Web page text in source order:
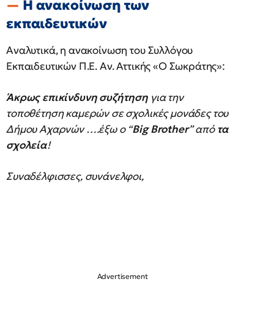
Η ανακοίνωση των
εκπαιδευτικών
Αναλυτικά, η ανακοίνωση του Συλλόγου
Εκπαιδευτικών Π.Ε. Αν. Αττικής «Ο Σωκράτης»:
Άκρως επικίνδυνη συζήτηση για την
τοποθέτηση καμερών σε σχολικές μονάδες του
Δήμου Αχαρνών ….έξω ο “Big Brother” από τα
σχολεία!
Συναδέλφισσες, συνάνελφοι,